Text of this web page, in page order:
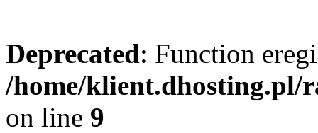
Deprecated: Function
/home/klient.dhosting.pl/
on line 9